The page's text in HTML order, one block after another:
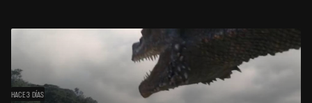
HACE 3 DÍAS